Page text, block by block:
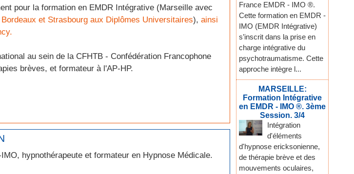
pour la formation en EMDR Intégrative (Marseille avec
Bordeaux et Strasbourg aux Diplômes Universitaires), ainsi
au sein de la CFHTB - Confédération Francophone
brèves, et formateur à l'AP-HP.
hypnothérapeute et formateur en Hypnose Médicale.
France EMDR - IMO ®.
Cette formation en EMDR -
IMO (EMDR Intégrative)
s’inscrit dans la prise en
charge intégrative du
psychotraumatisme. Cette
approche intègre l...
MARSEILLE:
Formation Intégrative
en EMDR - IMO ®. 3ème
Session. 3/4
Intégration
d'éléments
d'hypnose ericksonienne,
de thérapie brève et des
mouvements oculaires,